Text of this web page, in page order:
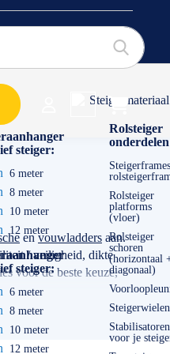
steiger:
6 meter
8 meter
10 meter
12 meter
steiger:
6 meter
8 meter
10 meter
12 meter
Steigermateriaal
Rolsteiger
Rolsteiger
platforms
(vloer)
Rolsteiger
schoren
(horizontaal
diagonaal)
Steigerwielen
Stabilisatoren
voor je
envouwladders aan.
/ veiligheid, dikte
voor de beste keuze,
ladder veel? Dan is een